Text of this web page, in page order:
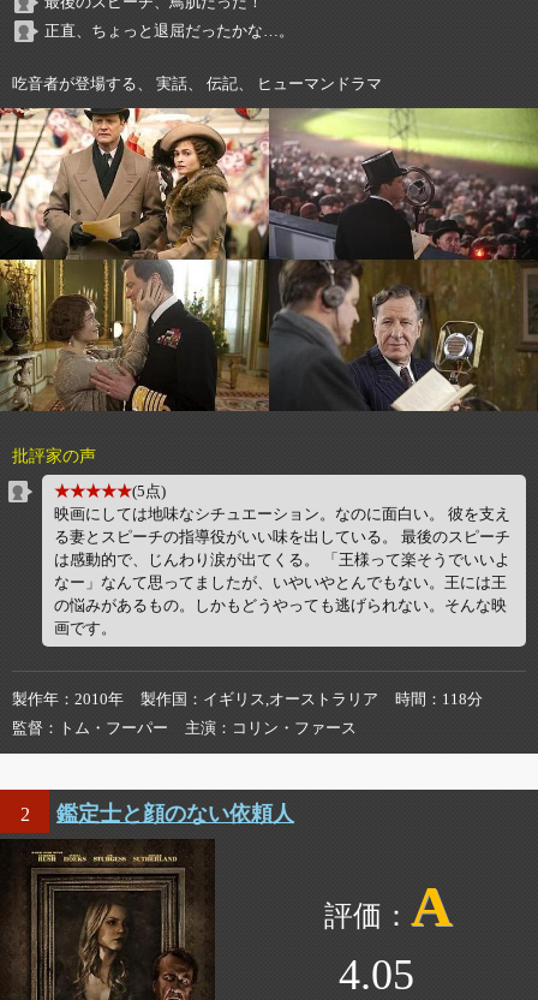
正直、ちょっと退屈だったかな…。
吃音者が登場する、 実話、 伝記、 ヒューマンドラマ
批評家の声
★★★★★(5点)
映画にしては地味なシチュエーション。なのに面白い。 彼を支え
る妻とスピーチの指導役がいい味を出している。 最後のスピーチ
は感動的で、じんわり涙が出てくる。 「王様って楽そうでいいよ
なー」なんて思ってましたが、いやいやとんでもない。王には王
の悩みがあるもの。しかもどうやっても逃げられない。そんな映
画です。
製作年 2010年 製作国 イギリス,オーストラリア 時間
118分
監督
トム・フーパー 主演 コリン・ファース
2 鑑定士と顔のない依頼人
A
4.05